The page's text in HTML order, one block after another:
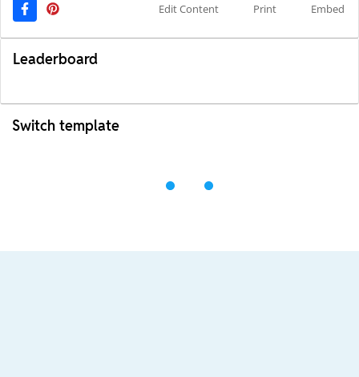
Edit Content
Print Embed
Leaderboard
Switch template